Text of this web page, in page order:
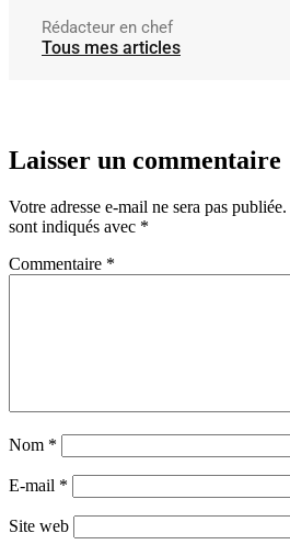
Rédacteur en chef
Tous mes articles
Laisser un commentaire
Votre adresse e-mail ne sera pas publiée.
sont indiqués avec *
Commentaire *
Nom *
E-mail *
Site web